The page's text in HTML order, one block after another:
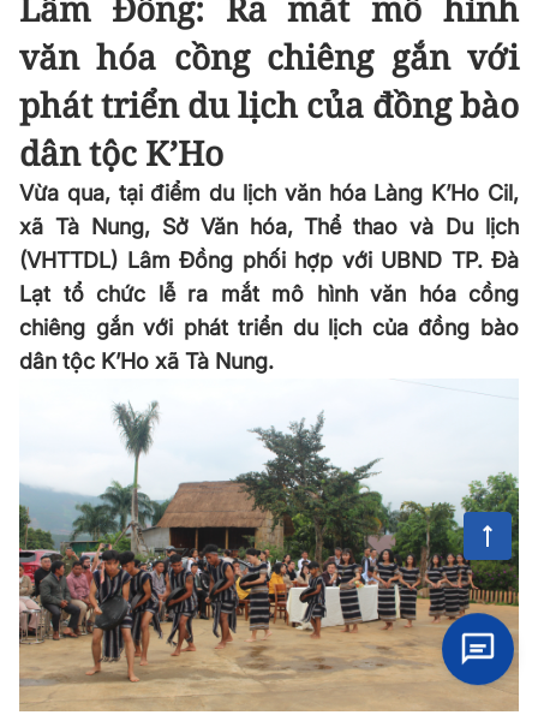
văn hóa cồng chiêng gắn với
phát triển du lịch của đồng bào
dân tộc K’Ho
Vừa qua, tại điểm du lịch văn hóa Làng K’Ho Cil,
xã Tà Nung, Sở Văn hóa, Thể thao và Du lịch
(VHTTDL) Lâm Đồng phối hợp với UBND TP. Đà
Lạt tổ chức lễ ra mắt mô hình văn hóa cồng
chiêng gắn với phát triển du lịch của đồng bào
dân tộc K’Ho xã Tà Nung.